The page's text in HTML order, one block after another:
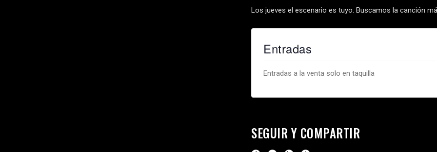
Los jueves el escenario es tuyo. Buscamos la canción
Entradas
Entradas a la venta solo en taquilla
SEGUIR Y COMPARTIR